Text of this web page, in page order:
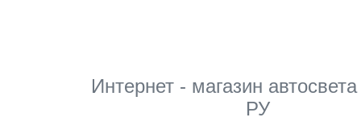
Интернет - магазин
РУ